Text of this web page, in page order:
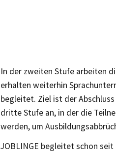
In der zweiten Stufe arbeiten
erhalten weiterhin
begleitet. Ziel ist der
dritte Stufe an, in der die
werden, um
JOBLINGE begleitet schon